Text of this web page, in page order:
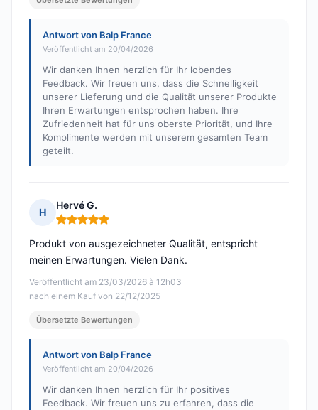
Antwort von Balp France
Veröffentlicht am 20/04/2026
Wir danken Ihnen herzlich für Ihr lobendes
Feedback. Wir freuen uns, dass die Schnelligkeit
unserer Lieferung und die Qualität unserer Produkte
Ihren Erwartungen entsprochen haben. Ihre
Zufriedenheit hat für uns oberste Priorität, und Ihre
Komplimente werden mit unserem gesamten Team
geteilt.
H
Hervé G.
Hinweis: 5 von 5
Veröffentlicht am 23/03/2026 à 12h03
nach einem Kauf von 22/12/2025
Produkt von ausgezeichneter Qualität, entspricht
meinen Erwartungen. Vielen Dank.
Übersetzte Bewertungen
Antwort von Balp France
Veröffentlicht am 20/04/2026
Wir danken Ihnen herzlich für Ihr positives
Feedback. Wir freuen uns zu erfahren, dass die